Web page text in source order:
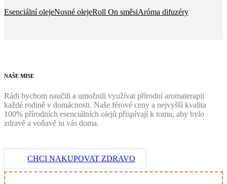
Esenciální olejeNosné olejeRoll On směsiAróma difuzéry
NAŠE MISE
Rádi bychom naučili a umožnili využívat přírodní aromaterapii
každé rodině v domácnosti. Naše férové ceny a nejvyšší kvalita
100% přírodních esenciálních olejů přispívají k tomu, aby bylo
zdravě a voňavě iu vás doma.
CHCI NAKUPOVAT ZDRAVO